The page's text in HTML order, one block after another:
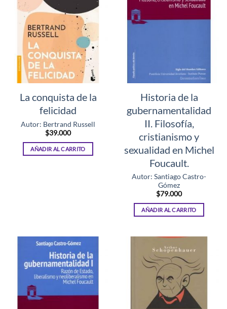
La conquista de la
felicidad
Autor: Bertrand Russell
$39.000
AÑADIR AL CARRITO
Historia de la
gubernamentalidad
II. Filosofía,
cristianismo y
sexualidad en Michel
Foucault.
Autor: Santiago Castro-
Gómez
$79.000
AÑADIR AL CARRITO